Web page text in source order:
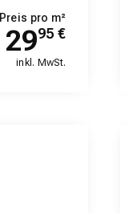
Preis pro m²
2995 €
inkl. MwSt.